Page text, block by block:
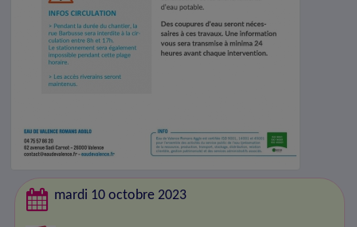
mardi 10 octobre 2023